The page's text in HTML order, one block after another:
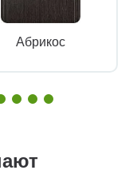
Абрикос